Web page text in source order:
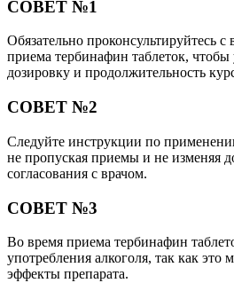
СОВЕТ №1
Обязательно проконсультируйтесь с
приема тербинафин таблеток,
дозировку и продолжительность
СОВЕТ №2
Следуйте инструкции по
не пропуская приемы и не изменяя
согласования с врачом.
СОВЕТ №3
Во время приема тербинафин
употребления алкоголя, так как
эффекты препарата.